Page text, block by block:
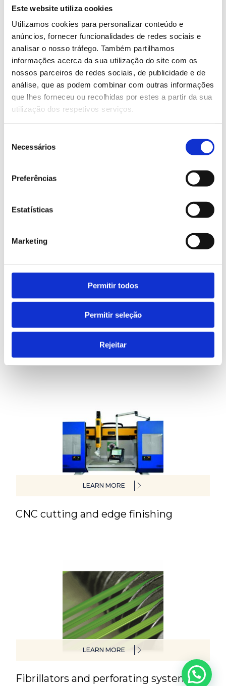
Este website utiliza cookies
Utilizamos cookies para personalizar conteúdo e
anúncios, fornecer funcionalidades de redes sociais e
analisar o nosso tráfego. Também partilhamos
informações acerca da sua utilização do site com os
nossos parceiros de redes sociais, de publicidade e de
análise, que as podem combinar com outras informações
que lhes forneceu ou recolhidas por estes a partir da sua
utilização dos respetivos serviços.
Necessários
Preferências
Estatísticas
Marketing
Permitir todos
Permitir seleção
Rejeitar
Automotive graphic thermoforming
packaging
Blown film extruder
LEARN MORE
CNC cutting and edge finishing
LEARN MORE
Fibrillators and perforating systems